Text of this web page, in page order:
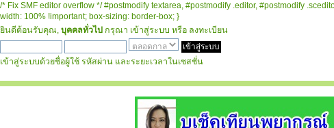
/* Fix SMF editor overflow */ #postmodify textarea, #postmodify .editor, #postmodify
width: 100% !important; box-sizing: border-box; }
ยินดีต้อนรับคุณ, บุคคลทั่วไป กรุณา เข้าสู่ระบบ หรือ ลงทะเบียน
เข้าสู่ระบบด้วยชื่อผู้ใช้ รหัสผ่าน และระยะเวลาในเซสชั่น